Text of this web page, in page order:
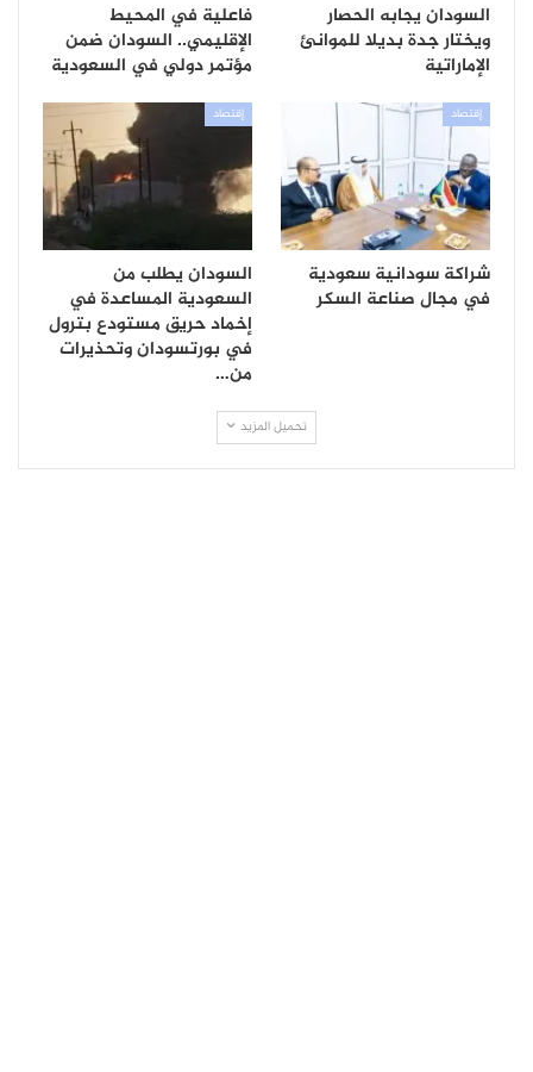
السودان يجابه الحصار
ويختار جدة بديلا للموانئ
الإماراتية
فاعلية في المحيط
الإقليمي.. السودان ضمن
مؤتمر دولي في السعودية
إقتصاد
شراكة سودانية سعودية
في مجال صناعة السكر
إقتصاد
السودان يطلب من
السعودية المساعدة في
إخماد حريق مستودع بترول
في بورتسودان وتحذيرات
من…
تحميل المزيد